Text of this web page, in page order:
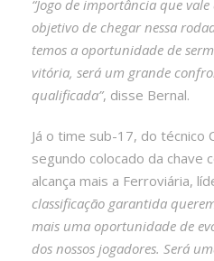
“Jogo de importância que
objetivo de chegar nessa
temos a oportunidade de
vitória, será um grande
qualificada”, disse Bernal.
Já o time sub-17, do técnico
segundo colocado da chave
alcança mais a Ferroviária,
classificação garantida
mais uma oportunidade de
dos nossos jogadores. Será